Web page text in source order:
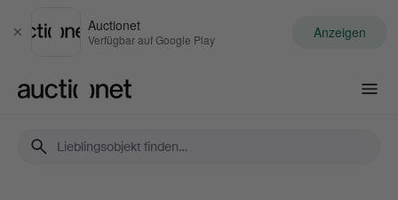
Schließen
Auctionet
Verfügbar auf Google Play Anzeigen